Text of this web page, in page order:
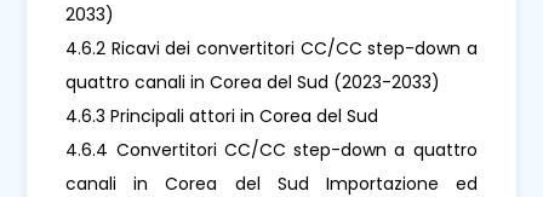
2033)
4.6.2 Ricavi dei convertitori CC/CC step-down a
quattro canali in Corea del Sud (2023-2033)
4.6.3 Principali attori in Corea del Sud
4.6.4 Convertitori CC/CC step-down a quattro
canali in Corea del Sud Importazione ed